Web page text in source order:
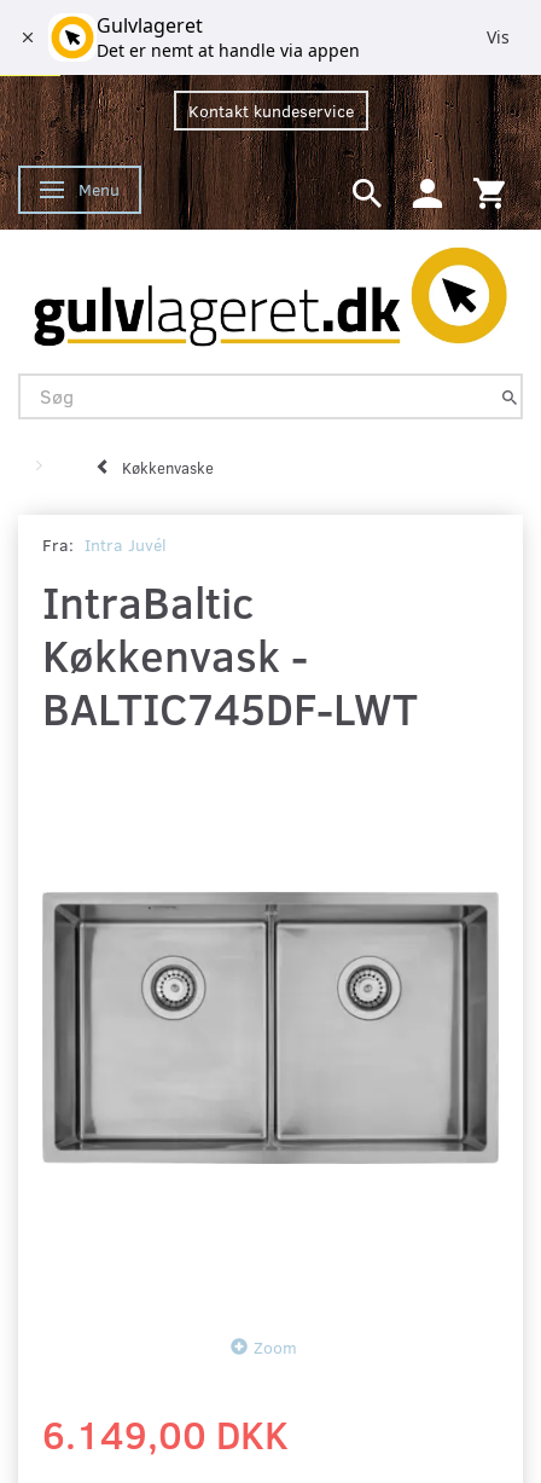
Kontakt kundeservice
Skifte navigation
Menu
Køkkenvaske
Fra: Intra Juvél
IntraBaltic
Køkkenvask -
BALTIC745DF-LWT
Zoom
6.149,00 DKK
Gulvlageret
Det er nemt at handle via appen
Vis